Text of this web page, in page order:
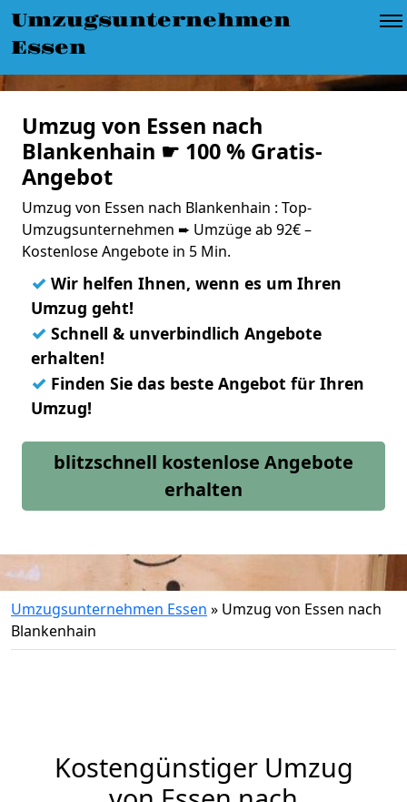
Umzugsunternehmen
Essen
Umzug von Essen nach
Blankenhain ☛ 100 % Gratis-
Angebot
Umzug von Essen nach Blankenhain : Top-
Umzugsunternehmen ➨ Umzüge ab 92€ –
Kostenlose Angebote in 5 Min.
✓ Wir helfen Ihnen, wenn es um Ihren
Umzug geht!
✓ Schnell & unverbindlich Angebote
erhalten!
✓ Finden Sie das beste Angebot für Ihren
Umzug!
blitzschnell kostenlose Angebote
erhalten
Umzugsunternehmen Essen » Umzug von Essen nach
Blankenhain
Kostengünstiger Umzug